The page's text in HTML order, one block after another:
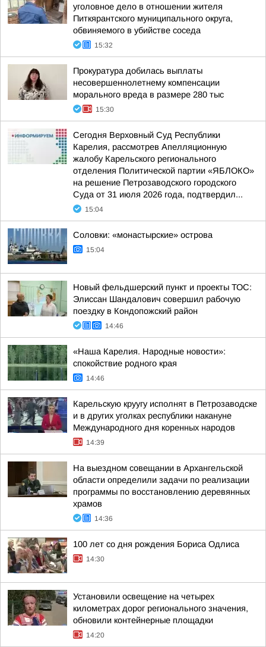
уголовное дело в отношении жителя
Питкярантского муниципального округа,
обвиняемого в убийстве соседа
15:32
Прокуратура добилась выплаты
несовершеннолетнему компенсации
морального вреда в размере 280 тыс
15:30
Сегодня Верховный Суд Республики
Карелия, рассмотрев Апелляционную
жалобу Карельского регионального
отделения Политической партии «ЯБЛОКО»
на решение Петрозаводского городского
Суда от 31 июля 2026 года, подтвердил...
15:04
Соловки: «монастырские» острова
15:04
Новый фельдшерский пункт и проекты ТОС:
Элиссан Шандалович совершил рабочую
поездку в Кондопожский район
14:46
«Наша Карелия. Народные новости»:
спокойствие родного края
14:46
Карельскую круугу исполнят в Петрозаводске
и в других уголках республики накануне
Международного дня коренных народов
14:39
На выездном совещании в Архангельской
области определили задачи по реализации
программы по восстановлению деревянных
храмов
14:36
100 лет со дня рождения Бориса Одлиса
14:30
Установили освещение на четырех
километрах дорог регионального значения,
обновили контейнерные площадки
14:20